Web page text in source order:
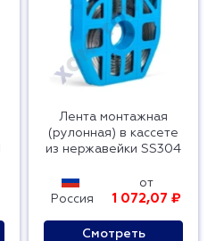
Лента монтажная
(рулонная) в кассете
из нержавейки SS304
Россия
от
1 072,07 ₽
Смотреть